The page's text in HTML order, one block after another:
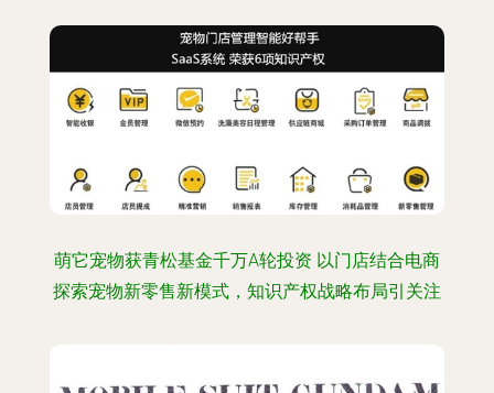
萌它宠物获青松基金千万A轮投资 以门店结合电商
探索宠物新零售新模式，知识产权战略布局引关注